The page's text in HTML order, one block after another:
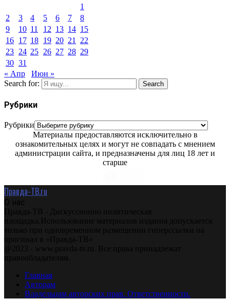
1
2
3 4 5 6 7
8
9
10 11 12 13 14 15
16 17 18 19 20 21
22
23 24 25 26 27 28 29
30 31
« Апр
Июн »
Search for:
Search
Рубрики
Рубрики
Материалы предоставляются исключительно в
ознакомительных целях и могут не совпадать с мнением
администрации сайта, и предназначены для лиц 18 лет и
старше
Правда-ТВ.ru
О нас
Правда-ТВ - Дискуссионно политическая
площадка.Использование материалов издания допускается
только при одновременном размещении гиперссылки на
оригинал в «Правда-ТВ»
@2023 - www.pravda-tv.ru. Все права принадлежат
правообладателям.
Главная
Авторам
Владельцам авторских прав. Ответственности.